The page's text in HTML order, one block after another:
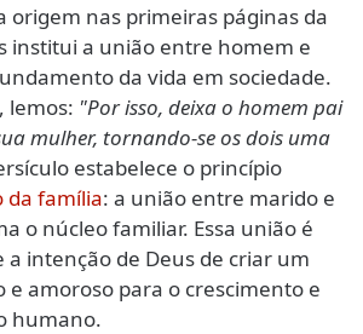
origem nas primeiras páginas da
institui a união entre homem e
da vida em sociedade.
lemos: "Por isso, deixa o homem pai
mulher, tornando-se os dois uma
estabelece o princípio
da família: a união entre marido e
o núcleo familiar. Essa união é
a intenção de Deus de criar um
amoroso para o crescimento e
humano.